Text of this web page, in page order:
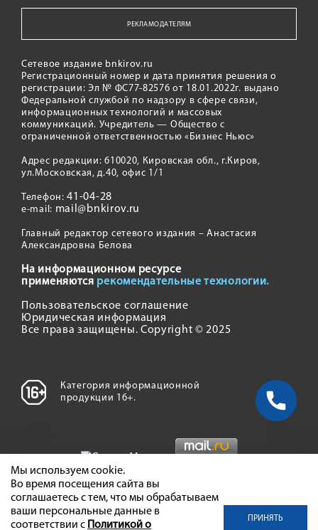
РЕКЛАМОДАТЕЛЯМ
Сетевое издание bnkirov.ru
Регистрационный номер и дата принятия решения о
регистрации: Эл № ФС77-82576 от 18.01.2022г. выдано
Федеральной службой по надзору в сфере связи,
информационных технологий и массовых
коммуникаций. Учредитель — Общество с
ограниченной ответственностью «Бизнес Ньюс»
Адрес редакции: 610020, Кировская обл., г.Киров,
ул.Московская, д.40, офис 1/1
Телефон:41-04-28
e-mail: mail@bnkirov.ru
Главный редактор сетевого издания – Анастасия
Александровна Белова
На информационном ресурсе
применяются рекомендательные технологии.
Пользовательское соглашение
Юридическая информация
Все права защищены. Copyright © 2025
Категория информационной
продукции 16+.
Мы используем cookie.
Во время посещения сайта вы
соглашаетесь с тем, что мы обрабатываем
ваши персональные данные в
соответствии с Политикой о
ПРИНЯТЬ